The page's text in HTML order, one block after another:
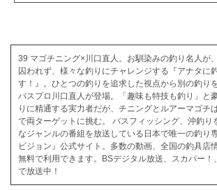
39 マゴチニング×川口直人。お馴染みの釣り名人が
囚われず、様々な釣りにチャレンジする『アナタに
す！』。ひとつの釣りを追求した視点から別の釣り
バスプロ川口直人が登場。「趣味も特技も釣り」と
りに精通する実力者だが、チニングとルアーマゴチ
で両ターゲットに挑む。 バスフィッシング、沖釣り
なジャンルの番組を放送している日本で唯一の釣り
ビジョン』公式サイト。多数の動画、全国の釣具店
無料で利用できます。BSデジタル放送、スカパー！
で放送中！